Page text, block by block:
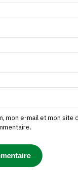
mon e-mail et mon site